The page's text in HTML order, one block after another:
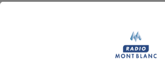
Partager sur